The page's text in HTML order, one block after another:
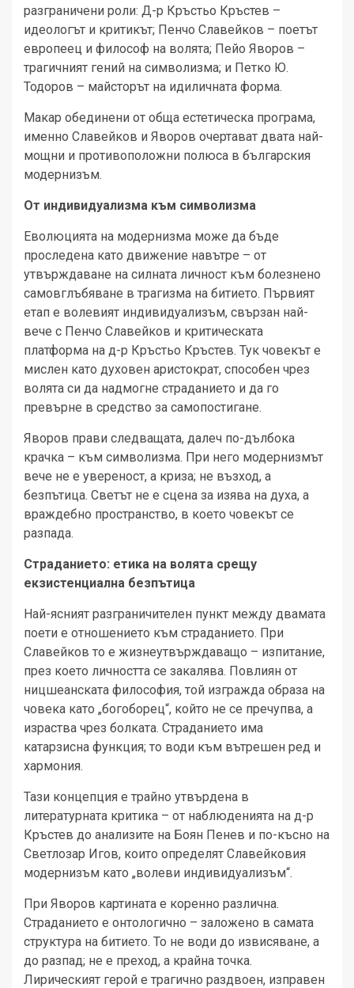
разграничени роли: Д-р Кръстьо Кръстев –
идеологът и критикът; Пенчо Славейков – поетът
европеец и философ на волята; Пейо Яворов –
трагичният гений на символизма; и Петко Ю.
Тодоров – майсторът на идиличната форма.
Макар обединени от обща естетическа програма,
именно Славейков и Яворов очертават двата най-
мощни и противоположни полюса в българския
модернизъм.
От индивидуализма към символизма
Еволюцията на модернизма може да бъде
проследена като движение навътре – от
утвърждаване на силната личност към болезнено
самовглъбяване в трагизма на битието. Първият
етап е волевият индивидуализъм, свързан най-
вече с Пенчо Славейков и критическата
платформа на д-р Кръстьо Кръстев. Тук човекът е
мислен като духовен аристократ, способен чрез
волята си да надмогне страданието и да го
превърне в средство за самопостигане.
Яворов прави следващата, далеч по-дълбока
крачка – към символизма. При него модернизмът
вече не е увереност, а криза; не възход, а
безпътица. Светът не е сцена за изява на духа, а
враждебно пространство, в което човекът се
разпада.
Страданието: етика на волята срещу
екзистенциална безпътица
Най-ясният разграничителен пункт между двамата
поети е отношението към страданието. При
Славейков то е жизнеутвърждаващо – изпитание,
през което личността се закалява. Повлиян от
ницшеанската философия, той изгражда образа на
човека като „богоборец“, който не се пречупва, а
израства чрез болката. Страданието има
катарзисна функция; то води към вътрешен ред и
хармония.
Тази концепция е трайно утвърдена в
литературната критика – от наблюденията на д-р
Кръстев до анализите на Боян Пенев и по-късно на
Светлозар Игов, които определят Славейковия
модернизъм като „волеви индивидуализъм“.
При Яворов картината е коренно различна.
Страданието е онтологично – заложено в самата
структура на битието. То не води до извисяване, а
до разпад; не е преход, а крайна точка.
Лирическият герой е трагично раздвоен, изправен